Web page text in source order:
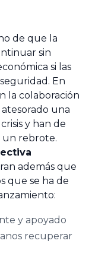
de
de
de
y
de que la
sin
si las
En
la colaboración
una
y han de
un rebrote.
además que
que se ha de
y apoyado
recuperar